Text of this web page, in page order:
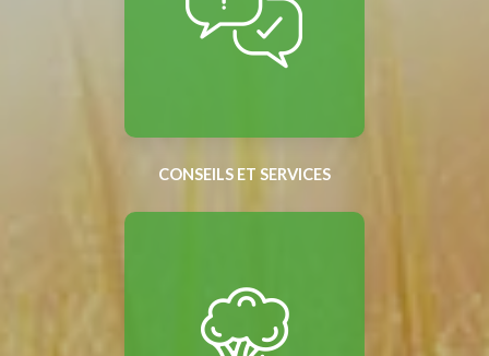
CONSEILS ET SERVICES